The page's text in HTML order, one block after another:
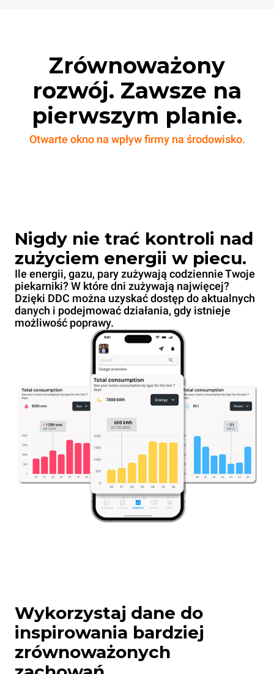
Zrównoważony
rozwój. Zawsze na
pierwszym planie.
Otwarte okno na wpływ firmy na środowisko.
Nigdy nie trać kontroli nad
zużyciem energii w piecu.
Ile energii, gazu, pary zużywają codziennie Twoje
piekarniki? W które dni zużywają najwięcej?
Dzięki DDC można uzyskać dostęp do aktualnych
danych i podejmować działania, gdy istnieje
możliwość poprawy.
Wykorzystaj dane do
inspirowania bardziej
zrównoważonych